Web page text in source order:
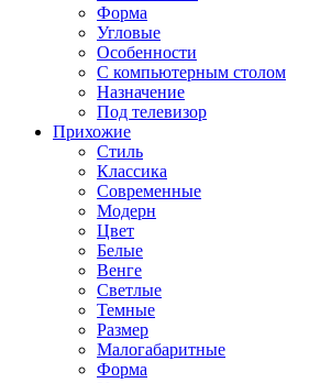
Форма
Угловые
Особенности
С компьютерным столом
Назначение
Под телевизор
Прихожие
Стиль
Классика
Современные
Модерн
Цвет
Белые
Венге
Светлые
Темные
Размер
Малогабаритные
Форма